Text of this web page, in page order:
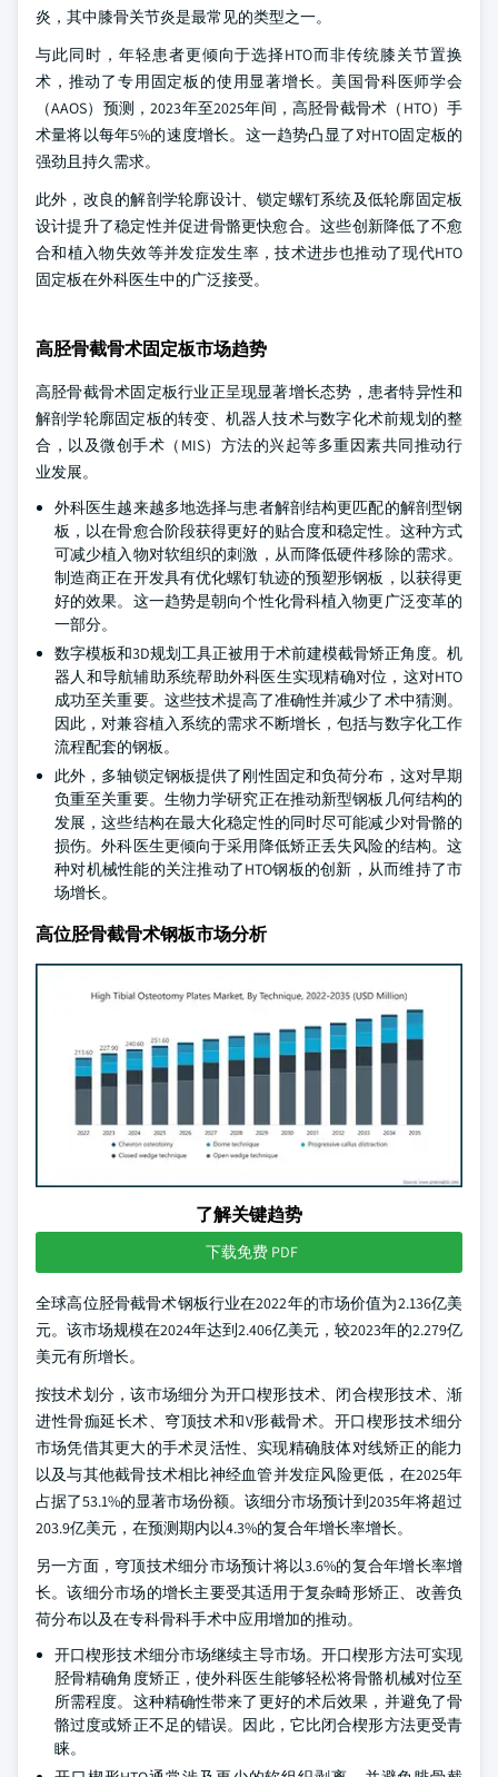
炎，其中膝骨关节炎是最常见的类型之一。
与此同时，年轻患者更倾向于选择HTO而非传统膝关节置换
术，推动了专用固定板的使用显著增长。美国骨科医师学会
（AAOS）预测，2023年至2025年间，高胫骨截骨术（HTO）手
术量将以每年5%的速度增长。这一趋势凸显了对HTO固定板的
强劲且持久需求。
此外，改良的解剖学轮廓设计、锁定螺钉系统及低轮廓固定板
设计提升了稳定性并促进骨骼更快愈合。这些创新降低了不愈
合和植入物失效等并发症发生率，技术进步也推动了现代HTO
固定板在外科医生中的广泛接受。
高胫骨截骨术固定板市场趋势
高胫骨截骨术固定板行业正呈现显著增长态势，患者特异性和
解剖学轮廓固定板的转变、机器人技术与数字化术前规划的整
合，以及微创手术（MIS）方法的兴起等多重因素共同推动行
业发展。
外科医生越来越多地选择与患者解剖结构更匹配的解剖型钢
板，以在骨愈合阶段获得更好的贴合度和稳定性。这种方式
可减少植入物对软组织的刺激，从而降低硬件移除的需求。
制造商正在开发具有优化螺钉轨迹的预塑形钢板，以获得更
好的效果。这一趋势是朝向个性化骨科植入物更广泛变革的
一部分。
数字模板和3D规划工具正被用于术前建模截骨矫正角度。机
器人和导航辅助系统帮助外科医生实现精确对位，这对HTO
成功至关重要。这些技术提高了准确性并减少了术中猜测。
因此，对兼容植入系统的需求不断增长，包括与数字化工作
流程配套的钢板。
此外，多轴锁定钢板提供了刚性固定和负荷分布，这对早期
负重至关重要。生物力学研究正在推动新型钢板几何结构的
发展，这些结构在最大化稳定性的同时尽可能减少对骨骼的
损伤。外科医生更倾向于采用降低矫正丢失风险的结构。这
种对机械性能的关注推动了HTO钢板的创新，从而维持了市
场增长。
高位胫骨截骨术钢板市场分析
了解关键趋势
下载免费 PDF
全球高位胫骨截骨术钢板行业在2022年的市场价值为2.136亿美
元。该市场规模在2024年达到2.406亿美元，较2023年的2.279亿
美元有所增长。
按技术划分，该市场细分为开口楔形技术、闭合楔形技术、渐
进性骨痂延长术、穹顶技术和V形截骨术。开口楔形技术细分
市场凭借其更大的手术灵活性、实现精确肢体对线矫正的能力
以及与其他截骨技术相比神经血管并发症风险更低，在2025年
占据了53.1%的显著市场份额。该细分市场预计到2035年将超过
203.9亿美元，在预测期内以4.3%的复合年增长率增长。
另一方面，穹顶技术细分市场预计将以3.6%的复合年增长率增
长。该细分市场的增长主要受其适用于复杂畸形矫正、改善负
荷分布以及在专科骨科手术中应用增加的推动。
开口楔形技术细分市场继续主导市场。开口楔形方法可实现
胫骨精确角度矫正，使外科医生能够轻松将骨骼机械对位至
所需程度。这种精确性带来了更好的术后效果，并避免了骨
骼过度或矫正不足的错误。因此，它比闭合楔形方法更受青
睐。